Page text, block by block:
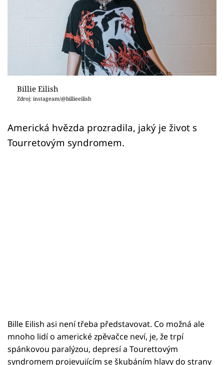
Sex a vztahy
Sledujte prima+
Přihlášení
Sledujte nás
Billie Eilish
Zdroj: instageam/@billieeilish
Americká hvězda prozradila, jaký je život s
Tourretovým syndromem.
Bille Eilish asi není třeba představovat. Co možná ale
mnoho lidí o americké zpěvačce neví, je, že trpí
spánkovou paralýzou, depresí a Tourettovým
syndromem projevujícím se škubáním hlavy do strany